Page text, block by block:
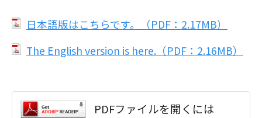
日本語版はこちらです。（PDF：2.17MB）
The English version is here.（PDF：2.16MB）
PDFファイルを開くには